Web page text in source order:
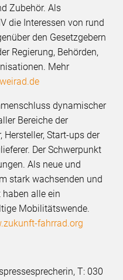
Zubehör. Als
die Interessen von rund
den Gesetzgebern
Regierung, Behörden,
Mehr
dynamischer
Bereiche der
Start-ups der
Der Schwerpunkt
Als neue und
stark wachsenden und
alle ein
Mobilitätswende.
fahrrad.org
T: 030